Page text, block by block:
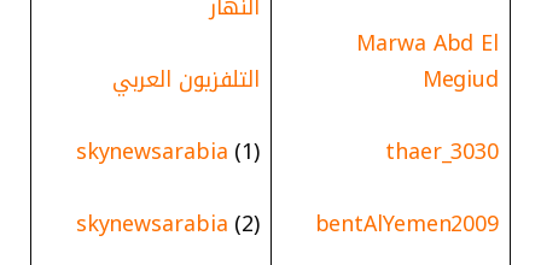
Marwa Abd El
Megiud
thaer_3030
bentAlYemen2009
التلفزيون العربي
(
skynewsarabia (1
(2)
skynewsarabia